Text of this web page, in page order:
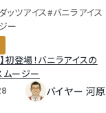
ッツアイス#バニラアイス
ー
初登場！バニラアイスの
ージー
バイヤー 河原